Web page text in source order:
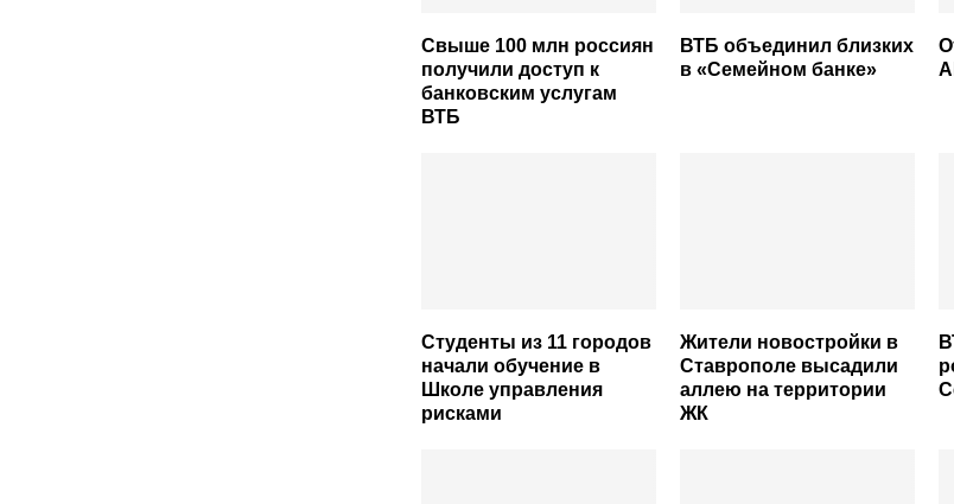
Свыше 100 млн россиян
получили доступ к
банковским услугам
ВТБ
ВТБ объединил близких
в «Семейном банке»
Студенты из 11 городов
начали обучение в
Школе управления
рисками
Жители новостройки в
Ставрополе высадили
аллею на территории
ЖК